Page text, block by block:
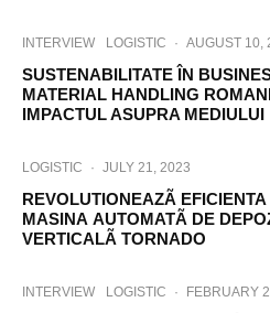
INTERVIEW LOGISTIC · AUGUST 10,
SUSTENABILITATE ÎN
MATERIAL HANDLING
IMPACTUL ASUPRA MEDIULUI
LOGISTIC · JULY 21, 2023
REVOLUTIONEAZÃ
MASINA AUTOMATÃ DE
VERTICALÃ TORNADO
INTERVIEW LOGISTIC · FEBRUARY